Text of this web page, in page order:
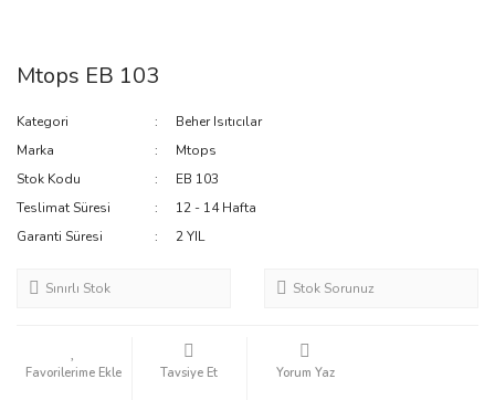
Mtops EB 103
Kategori
Beher Isıtıcılar
Marka
Mtops
Stok Kodu
EB 103
Teslimat Süresi
12 - 14 Hafta
Garanti Süresi
2 YIL
Sınırlı Stok Stok Sorunuz
Tavsiye Et Yorum Yaz